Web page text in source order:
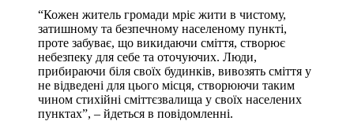
“Кожен житель громади мріє жити в чистому,
затишному та безпечному населеному пункті,
проте забуває, що викидаючи сміття, створює
небезпеку для себе та оточуючих. Люди,
прибираючи біля своїх будинків, вивозять сміття у
не відведені для цього місця, створюючи таким
чином стихійні сміттєзвалища у своїх населених
пунктах”, – йдеться в повідомленні.